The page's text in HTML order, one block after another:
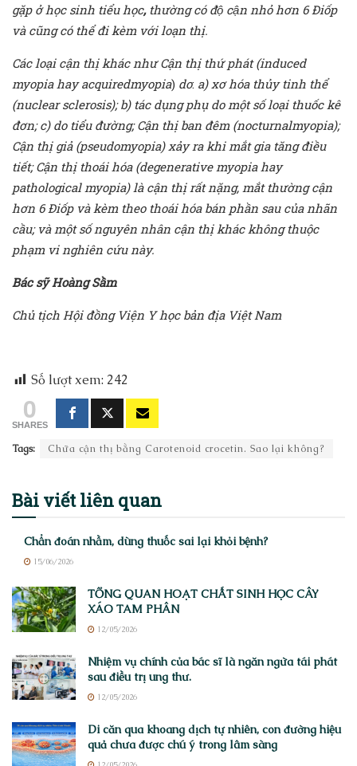
gặp ở học sinh tiểu học, thường có độ cận nhỏ hơn 6 Điốp
và cũng có thể đi kèm với loạn thị.
Các loại cận thị khác như Cận thị thứ phát (induced
myopia hay acquiredmyopia) do: a) xơ hóa thủy tinh thể
(nuclear sclerosis); b) tác dụng phụ do một số loại thuốc kê
đơn; c) do tiểu đường; Cận thị ban đêm (nocturnalmyopia);
Cận thị giả (pseudomyopia) xảy ra khi mắt gia tăng điều
tiết; Cận thị thoái hóa (degenerative myopia hay
pathological myopia) là cận thị rất nặng, mắt thường cận
hơn 6 Điốp và kèm theo thoái hóa bán phần sau của nhãn
cầu; và một số nguyên nhân cận thị khác không thuộc
phạm vi nghiên cứu này.
Bác sỹ Hoàng Sầm
Chủ tịch Hội đồng Viện Y học bản địa Việt Nam
Số lượt xem: 242
0
SHARES
Tags: Chữa cận thị bằng Carotenoid crocetin. Sao lại không?
Bài viếtliên quan
Chẩn đoán nhầm, dùng thuốc sai lại khỏi bệnh?
15/06/2026
TỔNG QUAN HOẠT CHẤT SINH HỌC CÂY
XÁO TAM PHÂN
12/05/2026
Nhiệm vụ chính của bác sĩ là ngăn ngừa tái phát
sau điều trị ung thư.
12/05/2026
Di căn qua khoang dịch tự nhiên, con đường hiệu
quả chưa được chú ý trong lâm sàng